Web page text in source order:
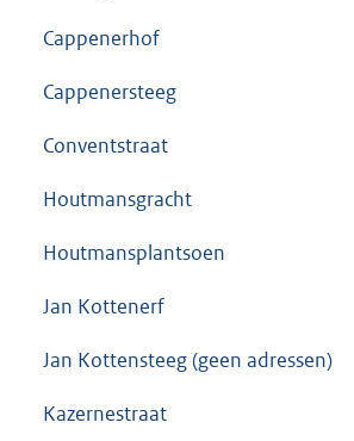
Cappenerhof
Cappenersteeg
Conventstraat
Houtmansgracht
Houtmansplantsoen
Jan Kottenerf
Jan Kottensteeg (geen adressen)
Kazernestraat